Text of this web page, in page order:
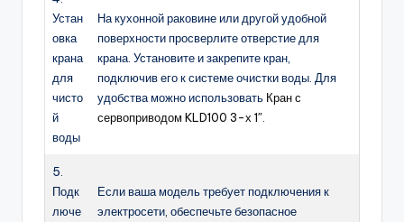
Устан
овка
крана
для
чисто
й
воды
На кухонной раковине или другой удобной
поверхности просверлите отверстие для
крана. Установите и закрепите кран,
подключив его к системе очистки воды. Для
удобства можно использовать Кран с
сервоприводом KLD100 3-х 1″
5.
Подк
люче
Если ваша модель требует подключения к
электросети, обеспечьте безопасное